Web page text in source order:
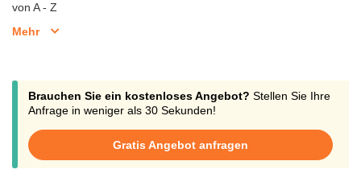
von A - Z
Mehr
Brauchen Sie ein kostenloses Angebot? Stellen Sie Ihre
Anfrage in weniger als 30 Sekunden!
Gratis Angebot anfragen